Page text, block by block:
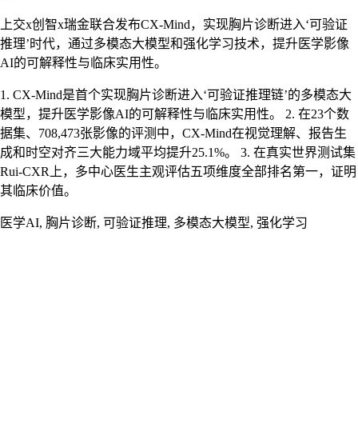
上交x创智x瑞金联合发布CX-Mind，实现胸片诊断进入‘可验证
推理’时代，通过多模态大模型和强化学习技术，提升医学影像
AI的可解释性与临床实用性。
1. CX-Mind是首个实现胸片诊断进入‘可验证推理链’的多模态大
模型，提升医学影像AI的可解释性与临床实用性。 2. 在23个数
据集、708,473张影像的评测中，CX-Mind在视觉理解、报告生
成和时空对齐三大能力域平均提升25.1%。 3. 在真实世界测试集
Rui-CXR上，多中心医生主观评估五项维度全部排名第一，证明
其临床价值。
医学AI, 胸片诊断, 可验证推理, 多模态大模型, 强化学习